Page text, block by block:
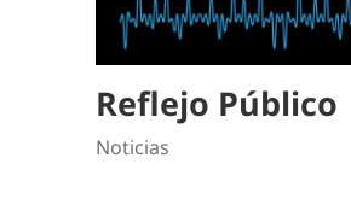
Reflejo Público
Noticias